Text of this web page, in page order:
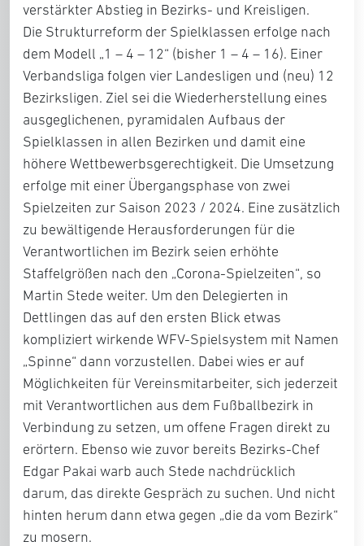
verstärkter Abstieg in Bezirks- und Kreisligen.
Die Strukturreform der Spielklassen erfolge nach
dem Modell „1 – 4 – 12“ (bisher 1 – 4 – 16). Einer
Verbandsliga folgen vier Landesligen und (neu) 12
Bezirksligen. Ziel sei die Wiederherstellung eines
ausgeglichenen, pyramidalen Aufbaus der
Spielklassen in allen Bezirken und damit eine
höhere Wettbewerbsgerechtigkeit. Die Umsetzung
erfolge mit einer Übergangsphase von zwei
Spielzeiten zur Saison 2023 / 2024. Eine zusätzlich
zu bewältigende Herausforderungen für die
Verantwortlichen im Bezirk seien erhöhte
Staffelgrößen nach den „Corona-Spielzeiten“, so
Martin Stede weiter. Um den Delegierten in
Dettlingen das auf den ersten Blick etwas
kompliziert wirkende WFV-Spielsystem mit Namen
„Spinne“ dann vorzustellen. Dabei wies er auf
Möglichkeiten für Vereinsmitarbeiter, sich jederzeit
mit Verantwortlichen aus dem Fußballbezirk in
Verbindung zu setzen, um offene Fragen direkt zu
erörtern. Ebenso wie zuvor bereits Bezirks-Chef
Edgar Pakai warb auch Stede nachdrücklich
darum, das direkte Gespräch zu suchen. Und nicht
hinten herum dann etwa gegen „die da vom Bezirk“
zu mosern.